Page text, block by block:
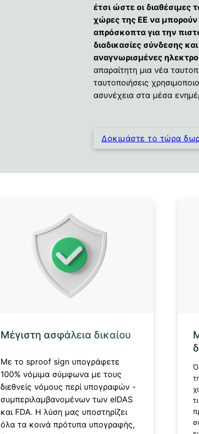
έτσι ώστε οι διαθέσιμες
χώρες της ΕΕ να μπορούν
απρόσκοπτα για την
διαδικασίες σύνδεσης
αναγνωρισμένες
απαραίτητη μια νέα
ταυτοποιήσεις
ασυνέχεια στα μέσα
Δοκιμάστε το τώρα
Μέγιστη ασφάλεια δικαίου
Με το sproof sign υπογράφετε
100% νόμιμα σύμφωνα με τους
διεθνείς νόμους περί υπογραφών -
συμπεριλαμβανομένων των eIDAS
και FDA. Η λύση μας υποστηρίζει
όλα τα κοινά πρότυπα υπογραφής,